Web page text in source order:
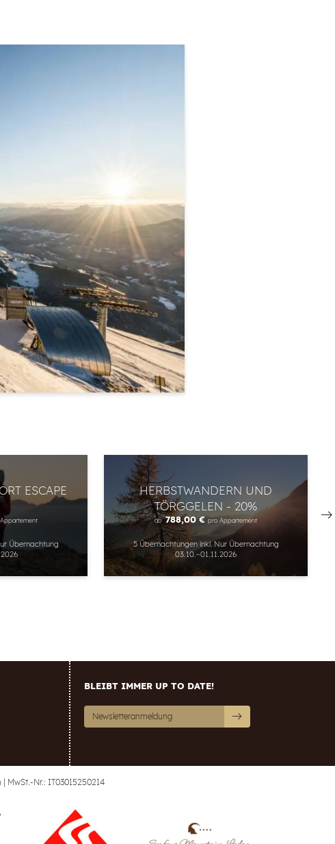
ESCAPE
Übernachtung
HERBSTWANDERN UND
TÖRGGELEN - 20%
ab 788,00 €pro Appartement
5 Übernachtungen inkl.Nur Übernachtung
03.10.–01.11.2026
BLEIBT IMMER UP TO DATE!
Newsletteranmeldung
MwSt.-Nr.: IT03015250214